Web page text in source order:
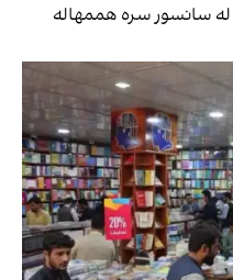
له سانسور سره هممهاله